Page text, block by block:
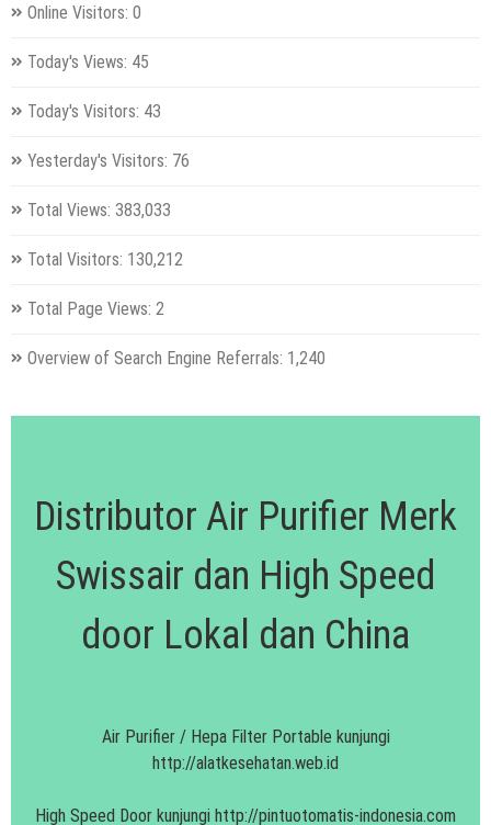
Online Visitors: 0
Today's Views: 45
Today's Visitors: 43
Yesterday's Visitors: 76
Total Views: 383,033
Total Visitors: 130,212
Total Page Views: 2
Overview of Search Engine Referrals: 1,240
Distributor Air Purifier Merk
Swissair dan High Speed
door Lokal dan China
Air Purifier / Hepa Filter Portable kunjungi
http://alatkesehatan.web.id
High Speed Door kunjungi http://pintuotomatis-indonesia.com